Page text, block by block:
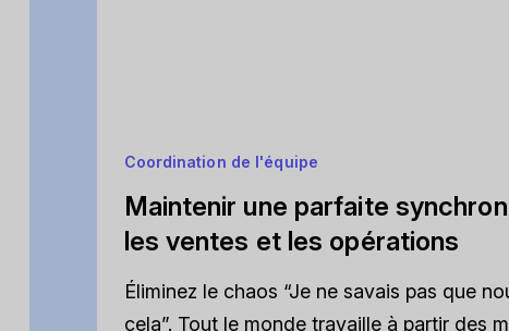
Coordination de l'équipe
Maintenir une parfaite
les ventes et les opérations
Éliminez le chaos “Je ne savais pas que
cela”. Tout le monde travaille à partir des